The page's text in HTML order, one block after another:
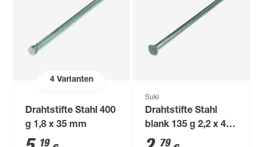
4Varianten
Drahtstifte Stahl 400
g 1,8 x 35 mm
19
Suki
Drahtstifte Stahl
blank 135 g 2,2 x 45
mm79